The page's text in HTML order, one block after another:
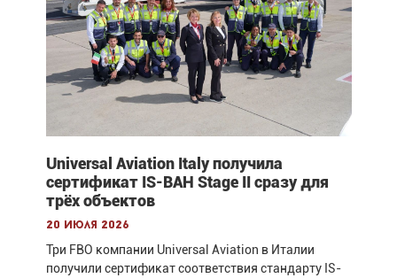
Universal Aviation Italy получила
сертификат IS-BAH Stage II сразу для
трёх объектов
20 июля 2026
Три FBO компании Universal Aviation в Италии
получили сертификат соответствия стандарту IS-